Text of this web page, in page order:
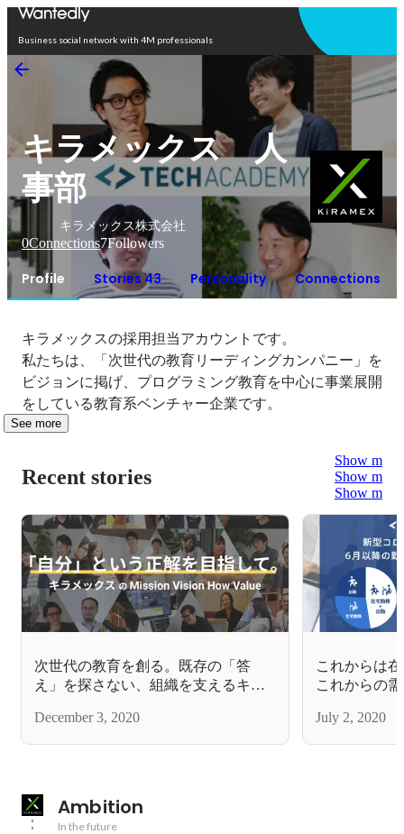
Business social network with 4M professionals
キラメックス 人
事部
キラメックス株式会社
0Connections7Followers
Profile Stories 43 Personality Connections
キラメックスの採用担当アカウントです。
私たちは、「次世代の教育リーディングカンパニー」を
ビジョンに掲げ、プログラミング教育を中心に事業展開
をしている教育系ベンチャー企業です。
See more
Recent stories
Show more
Show more
Show more
次世代の教育を創る。既存の「答
え」を探さない、組織を支えるキラ
December 3, 2020
これからは
これからの
July 2, 2020
Ambition
In the future